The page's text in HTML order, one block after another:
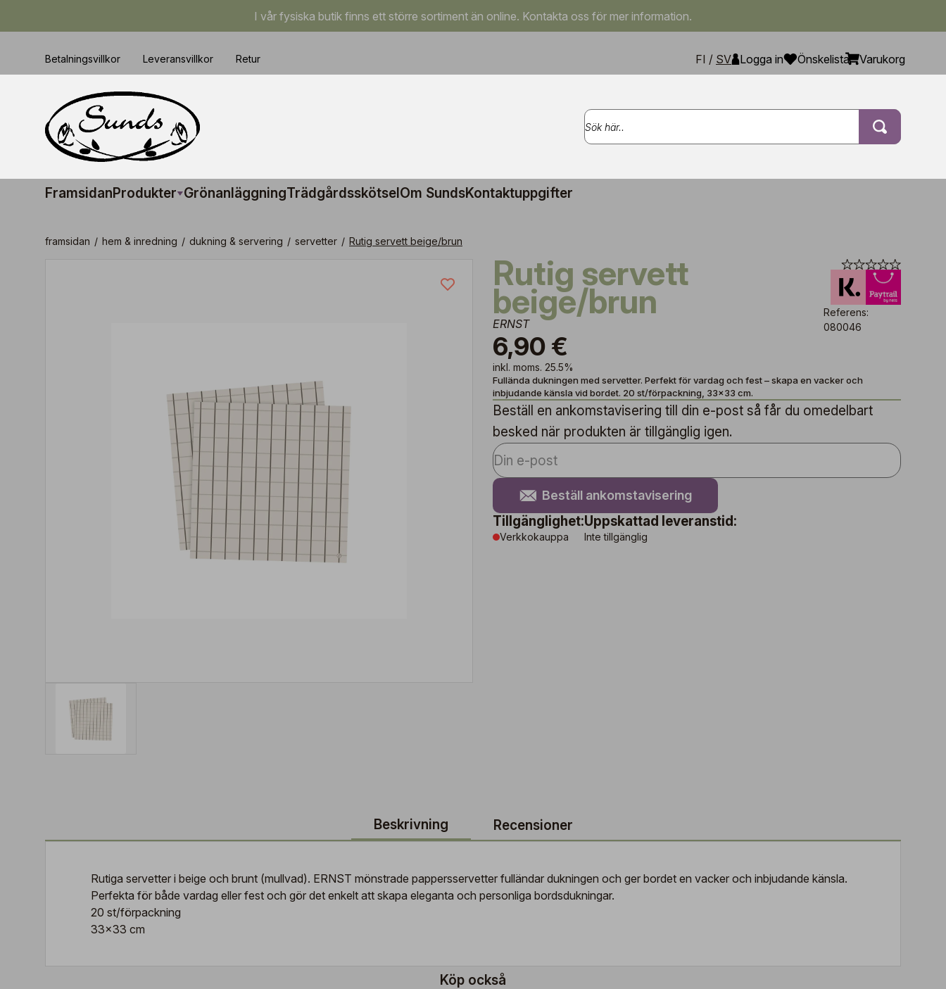
I vår fysiska butik finns ett större sortiment än online. Kontakta oss för mer information.
Betalningsvillkor Leveransvillkor Retur FI / SV Logga in Önskelista Varukorg
FramsidanProdukter GrönanläggningTrädgårdsskötsel Om SundsKontaktuppgifter
framsidan / hem & inredning / dukning & servering / servetter / Rutig servett beige/brun
Rutig servett
beige/brun
ERNST
6,90 €
inkl. moms. 25.5%
Referens:
080046
Fullända dukningen med servetter. Perfekt för vardag och fest – skapa en vacker och
inbjudande känsla vid bordet. 20 st/förpackning, 33x33 cm.
Beställ en ankomstavisering till din e-post så får du omedelbart
besked när produkten är tillgänglig igen.
Beställ ankomstavisering
Tillgänglighet:
Verkkokauppa
Uppskattad leveranstid:
Inte tillgänglig
Beskrivning Recensioner
Rutiga servetter i beige och brunt (mullvad). ERNST mönstrade pappersservetter fulländar dukningen och ger bordet en vacker och inbjudande känsla.
Perfekta för både vardag eller fest och gör det enkelt att skapa eleganta och personliga bordsdukningar.
20 st/förpackning
33x33 cm
Köp också